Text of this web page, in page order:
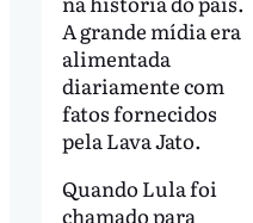
A grande mídia era
alimentada
diariamente com
fatos fornecidos
pela Lava Jato.
Quando Lula foi
chamado para